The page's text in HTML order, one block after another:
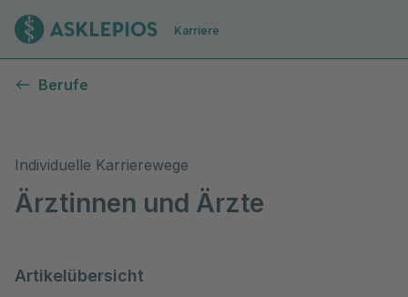
Zur Startseite
Karriere
Berufe
Individuelle Karrierewege
Ärztinnen und Ärzte
Artikelübersicht